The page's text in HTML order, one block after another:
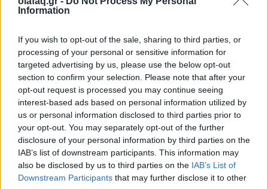
Information
If you wish to opt-out of the sale, sharing to third parties, or
processing of your personal or sensitive information for
targeted advertising by us, please use the below opt-out
section to confirm your selection. Please note that after your
opt-out request is processed you may continue seeing
interest-based ads based on personal information utilized by
us or personal information disclosed to third parties prior to
your opt-out. You may separately opt-out of the further
disclosure of your personal information by third parties on the
IAB’s list of downstream participants. This information may
also be disclosed by us to third parties on the IAB’s List of
Downstream Participants that may further disclose it to other
Δείτε επίσης